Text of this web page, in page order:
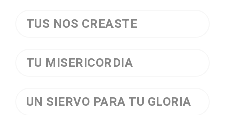
TUS NOS CREASTE
TU MISERICORDIA
UN SIERVO PARA TU GLORIA